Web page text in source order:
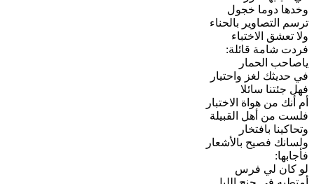
وخدها دوما خجول
ترسم التصاوير بالحناء
ولا تعشق الاختباء
فردت شامة قائلة:
ياصاحب الحمار
في حديثك لغز واحتيار
فهل جئتنا سائلا
أم أنك من هواة الاختبار
فلست من أهل القبيلة
وتحاكينا بافتخار
ولسانك فصيح بالأشعار
فأجابها:
لو كان لي فرس